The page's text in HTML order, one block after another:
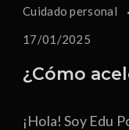
Cuidado personal
17/01/2025
¿Cómo
¡Hola! Soy Edu